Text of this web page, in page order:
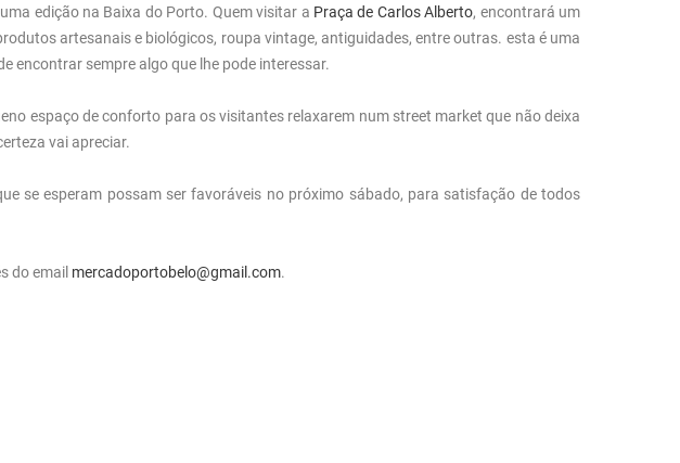
edição na Baixa do Porto. Quem visitar a Praça de Carlos Alberto, encontrará um
artesanais e biológicos, roupa vintage, antiguidades, entre outras. esta é uma
encontrar sempre algo que lhe pode interessar.
espaço de conforto para os visitantes relaxarem num street market que não deixa
vai apreciar.
se esperam possam ser favoráveis no próximo sábado, para satisfação de todos
do email mercadoportobelo@gmail.com.